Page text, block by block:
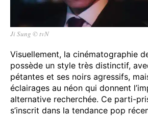
Ji Sung © tvN
Visuellement, la cinématographie
possède un style très distinctif,
pétantes et ses noirs agressifs,
éclairages au néon qui donnent
alternative recherchée. Ce parti-
s’inscrit dans la tendance pop